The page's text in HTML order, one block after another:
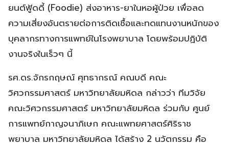
ยนต์ฟู้ดดี้ (Foodie) ส่งอาหาร-ยาในหอผู้ป่วย เพื่อลด
ความเสี่ยงอันตรายต่อการติดเชื้อและทดแทนงานหนักของ
บุคลากรทางการแพทย์ในโรงพยาบาล โดยพร้อมปฏิบัติ
งานจริงในเร็วๆ นี้
รศ.ดร.จักรกฤษณ์ ศุทธากรณ์ คณบดี คณะ
วิศวกรรมศาสตร์ มหาวิทยาลัยมหิดล กล่าวว่า ทีมวิจัย
คณะวิศวกรรมศาสตร์ มหาวิทยาลัยมหิดล ร่วมกับ ศูนย์
การแพทย์กาญจนาภิเษก คณะแพทยศาสตร์ศิริราช
พยาบาล มหาวิทยาลัยมหิดล ได้สร้าง 2 นวัตกรรม คือ